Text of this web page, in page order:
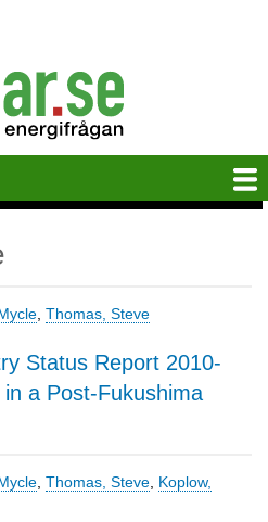
, Thomas, Steve
Status Report 2010-
a Post-Fukushima
, Thomas, Steve, Koplow,